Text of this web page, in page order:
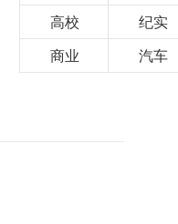
高校 纪实
商业 汽车